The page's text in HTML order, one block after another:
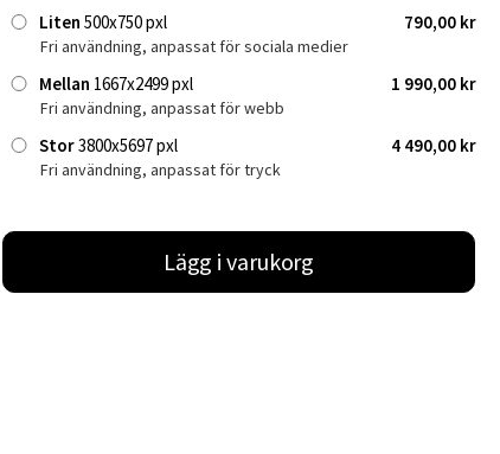
Liten 500x750 pxl 790,00 kr
Fri användning, anpassat för sociala medier
Mellan 1667x2499 pxl 1 990,00 kr
Fri användning, anpassat för webb
Stor3800x5697 pxl 4 490,00 kr
Fri användning, anpassat för tryck
Lägg i varukorg